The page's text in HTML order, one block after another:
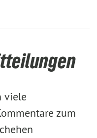
viele
zum